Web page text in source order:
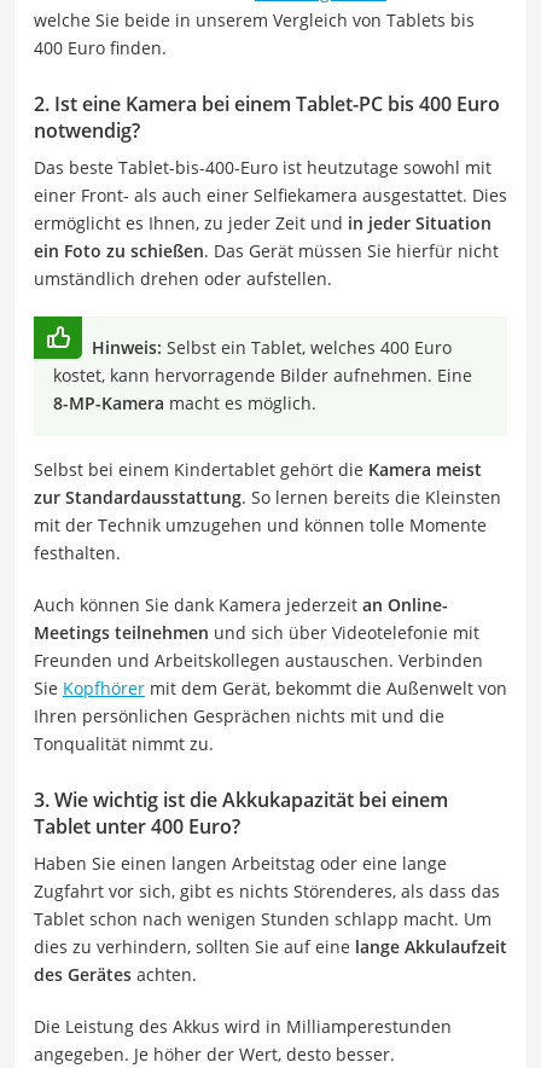
welche Sie beide in unserem Vergleich von Tablets bis
400 Euro finden.
2. Ist eine Kamera bei einem Tablet-PC bis 400 Euro
notwendig?
Das beste Tablet-bis-400-Euro ist heutzutage sowohl mit
einer Front- als auch einer Selfiekamera ausgestattet. Dies
ermöglicht es Ihnen, zu jeder Zeit und in jeder Situation
ein Foto zu schießen. Das Gerät müssen Sie hierfür nicht
umständlich drehen oder aufstellen.
Hinweis: Selbst ein Tablet, welches 400 Euro
kostet, kann hervorragende Bilder aufnehmen. Eine
8-MP-Kamera macht es möglich.
Selbst bei einem Kindertablet gehört die Kamera meist
zur Standardausstattung. So lernen bereits die Kleinsten
mit der Technik umzugehen und können tolle Momente
festhalten.
Auch können Sie dank Kamera jederzeit an Online-
Meetings teilnehmen und sich über Videotelefonie mit
Freunden und Arbeitskollegen austauschen. Verbinden
Sie Kopfhörer mit dem Gerät, bekommt die Außenwelt von
Ihren persönlichen Gesprächen nichts mit und die
Tonqualität nimmt zu.
3. Wie wichtig ist die Akkukapazität bei einem
Tablet unter 400 Euro?
Haben Sie einen langen Arbeitstag oder eine lange
Zugfahrt vor sich, gibt es nichts Störenderes, als dass das
Tablet schon nach wenigen Stunden schlapp macht. Um
dies zu verhindern, sollten Sie auf eine lange Akkulaufzeit
des Gerätes achten.
Die Leistung des Akkus wird in Milliamperestunden
angegeben. Je höher der Wert, desto besser.